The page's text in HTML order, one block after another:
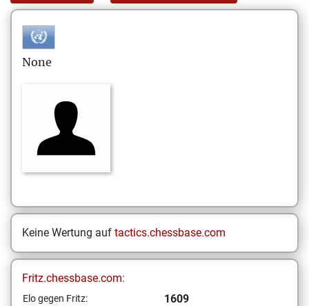
None
Keine Wertung auf tactics.chessbase.com
Fritz.chessbase.com:
Elo gegen Fritz: 1609